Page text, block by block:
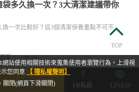
多久換一次？3大清潔建議帶你
一次比較好？這3個清潔保養重點不可不
閱讀文章
立即預約 FB私訊 LINE@
站使用相關技術來蒐集使用者瀏覽行為，上滑視
示您同意【 隱私權聲明】
關閉(網頁下滑關閉)
TOP